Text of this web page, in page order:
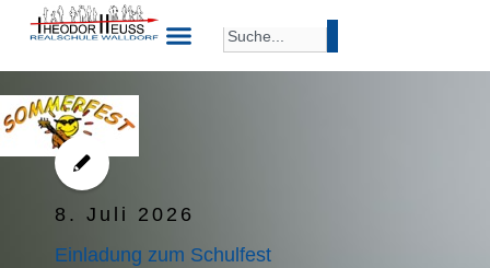
8. Juli 2026
Einladung zum Schulfest